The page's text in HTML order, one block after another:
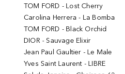
TOM FORD - Lost Cherry
Carolina Herrera - La Bomba
TOM FORD - Black Orchid
DIOR - Sauvage Elixir
Jean Paul Gaultier - Le Male
Yves Saint Laurent - LIBRE